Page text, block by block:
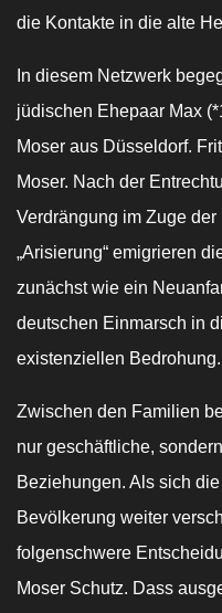
die Kontakte in die alte
In diesem Netzwerk
jüdischen Ehepaar Max
Moser aus Düsseldorf.
Moser. Nach der
Verdrängung im Zuge
„Arisierung“ emigrieren
zunächst wie ein
deutschen Einmarsch in
existenziellen Bedrohung.
Zwischen den Familien
nur geschäftliche,
Beziehungen. Als sich
Bevölkerung weiter
folgenschwere
Moser Schutz. Dass